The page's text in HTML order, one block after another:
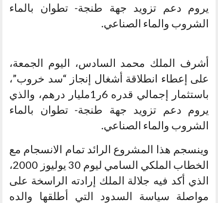
يروم دعم تزويد جهة طنجة- تطوان بالماء
الشروب والماء الصناعي.
أشرف الملك محمد السادس، اليوم الجمعة،
على إعطاء انطلاقة أشغال إنجاز “سد خروب”،
باستثمار إجمالي قدره 6ر1مليار درهم، والذي
يروم دعم تزويد جهة طنجة- تطوان بالماء
الشروب والماء الصناعي.
وينسجم هذا المشروع الرائد تمام الانسجام مع
الخطاب الملكي السامي ليوم 30 يوليوز 2000،
الذي أكد فيه جلالة الملك إرادته الراسخة على
مواصلة سياسة السدود التي أطلقها والده